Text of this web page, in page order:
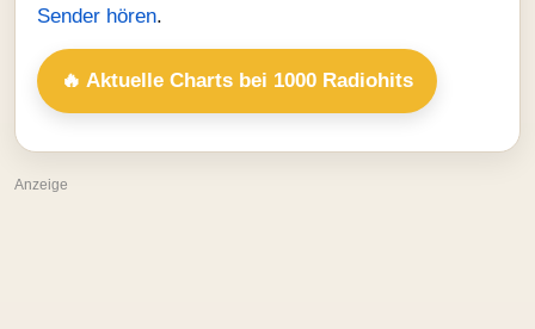
Sender hören.
🔥 Aktuelle Charts bei 1000 Radiohits
Anzeige